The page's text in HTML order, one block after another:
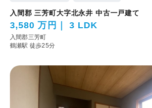
入間郡 三芳町大字北永井 中古一戸建て
3,580 万円 3 LDK
入間郡三芳町
鶴瀬駅 徒歩25分